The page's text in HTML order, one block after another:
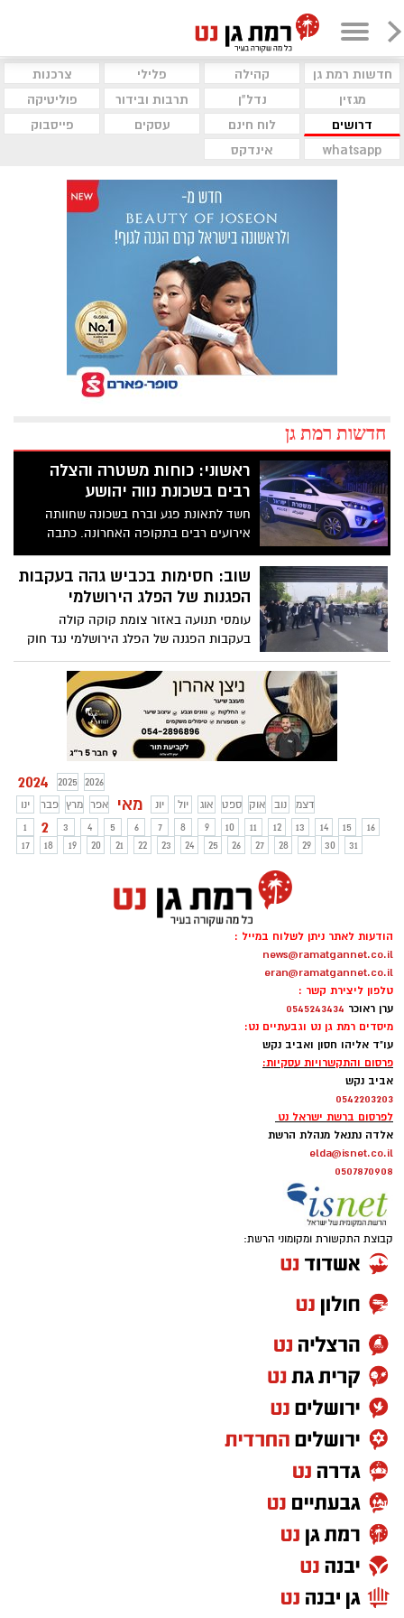
חדשות רמת גן קהילה פלילי
צרכנות
מגזין
נדל"ן תרבות ובידור
פוליטיקה
דרושים
לוח חינם עסקים
פייסבוק
whatsapp
אינדקס
חדשות רמת גן
ראשוני: כוחות משטרה והצלה
רבים בשכונת נווה יהושע
חשד לתאונת פגע וברח בשכונה שחוותה
אירועים רבים בתקופה האחרונה. כתבה
מתעדכנת
שוב: חסימות בכביש גהה בעקבות
הפגנות של הפלג הירושלמי
עומסי תנועה באזור צומת קוקה קולה
בעקבות הפגנה של הפלג הירושלמי נגד חוק
הגיוס
2024 2025
2026
ינו
פבר מרץ אפר מאי יונ יול אוג ספט אוק נוב
דצמ
1
2 3 4 5 6 7 8 9 10 11 12 13 14 15
16
17
18 19 20 21 22 23 24 25 26 27 28 29 30 31
הודעות לאתר ניתן לשלוח במייל :
news@ramatgannet.co.il
eran@ramatgannet.co.il
טלפון ליצירת קשר :
ערן ראוכר 0545243434
מיסדים רמת גן נט וגבעתיים נט:
עו"ד אליהו חסון ואביב נקש
פרסום והתקשרויות עסקיות:
אביב נקש
0542203203
לפרסום ברשת ישראל נט
אלדה נתנאל מנהלת הרשת
elda@isnet.co.il
0507870908
קבוצת התקשורת ומקומוני הרשת: